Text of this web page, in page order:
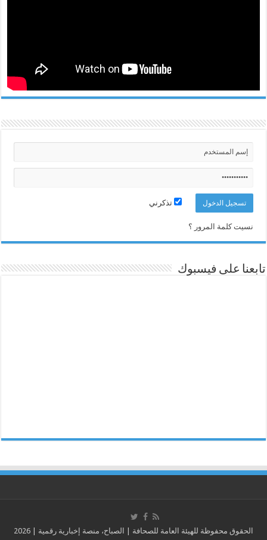
تذكرني
نسيت كلمة المرور ؟
تابعنا على فيسبوك
الحقوق محفوظة للهيئة العامة للصحافة | الصباح، منصة إخبارية رقمية | 2026